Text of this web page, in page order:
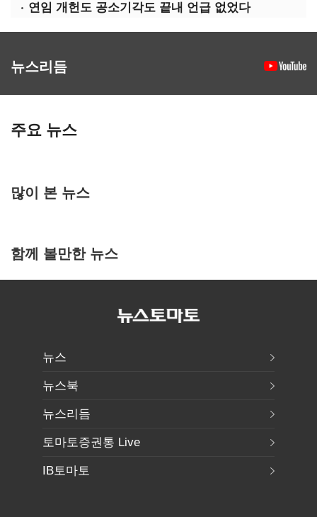
연임 개헌도 공소기각도 끝내 언급 없었다
뉴스리듬
주요 뉴스
많이 본 뉴스
함께 볼만한 뉴스
뉴스
뉴스북
뉴스리듬
토마토증권통 Live
IB토마토